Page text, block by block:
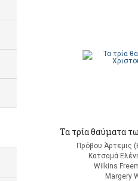
Τα τρία θαύματα
Πρόβου Άρτεμις
Κατσαμά
Wilkins
Margery